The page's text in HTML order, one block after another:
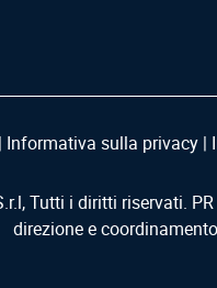
| Informativa sulla privacy|
Tutti i diritti riservati.
direzione e